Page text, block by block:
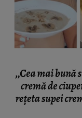
,,Cea mai bună
cremă de
rețeta supei